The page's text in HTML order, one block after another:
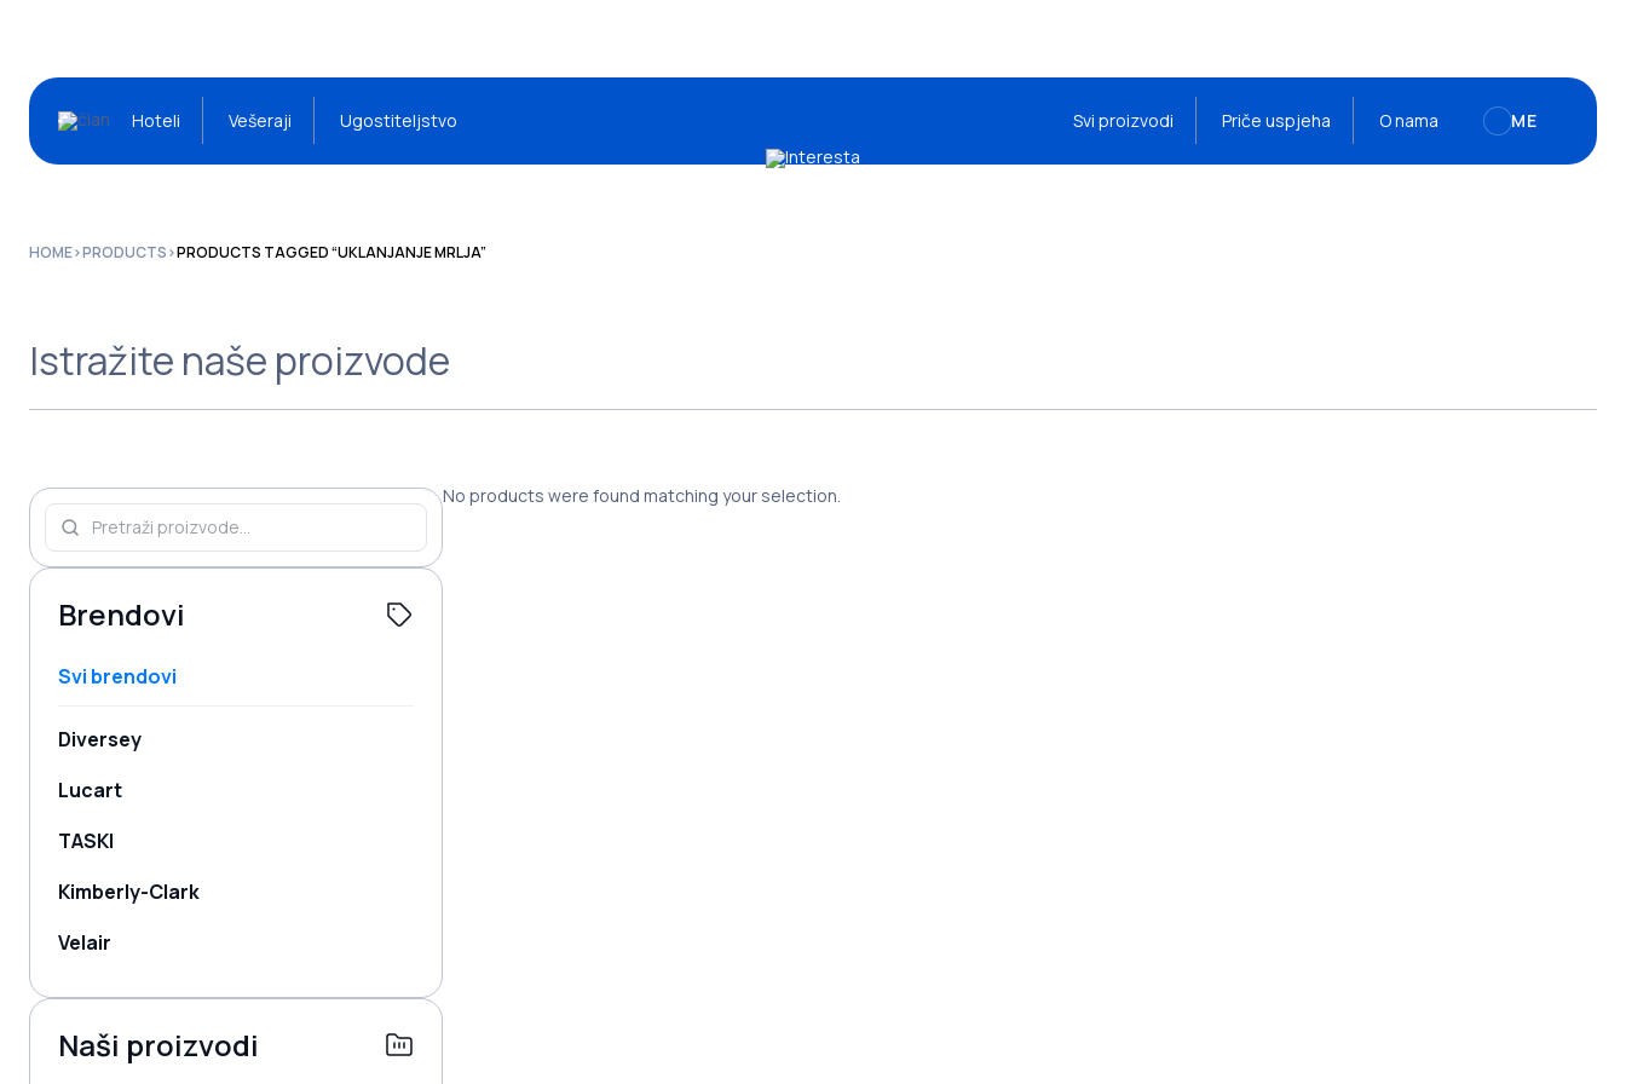
Hoteli Vešeraji Ugostiteljstvo Svi proizvodi Priče uspjeha O nama ME
HOME>PRODUCTS>PRODUCTS TAGGED “UKLANJANJE MRLJA”
Istražite naše proizvode
Brendovi
Svi brendovi
Diversey
Lucart
TASKI
Kimberly-Clark
Velair
Naši proizvodi
No products were found matching your selection.